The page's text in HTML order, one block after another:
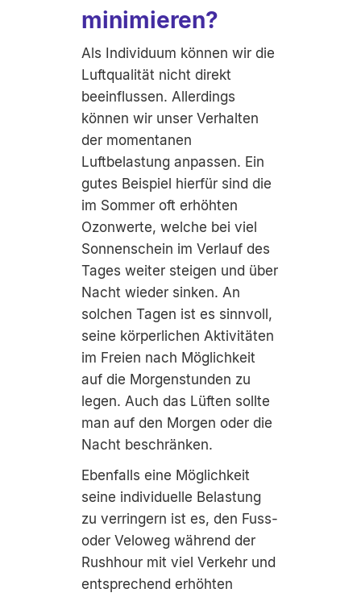
minimieren?
Als Individuum können wir die
Luftqualität nicht direkt
beeinflussen. Allerdings
können wir unser Verhalten
der momentanen
Luftbelastung anpassen. Ein
gutes Beispiel hierfür sind die
im Sommer oft erhöhten
Ozonwerte, welche bei viel
Sonnenschein im Verlauf des
Tages weiter steigen und über
Nacht wieder sinken. An
solchen Tagen ist es sinnvoll,
seine körperlichen Aktivitäten
im Freien nach Möglichkeit
auf die Morgenstunden zu
legen. Auch das Lüften sollte
man auf den Morgen oder die
Nacht beschränken.
Ebenfalls eine Möglichkeit
seine individuelle Belastung
zu verringern ist es, den Fuss-
oder Veloweg während der
Rushhour mit viel Verkehr und
entsprechend erhöhten